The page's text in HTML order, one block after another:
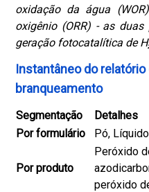
oxidação da água
oxigênio (ORR) - as
geração fotocatalítica de
Instantâneo do
branqueamento
Segmentação
Detalhes
Por formulário
Pó, Líquido
Por produto
Peróxido
peróxido